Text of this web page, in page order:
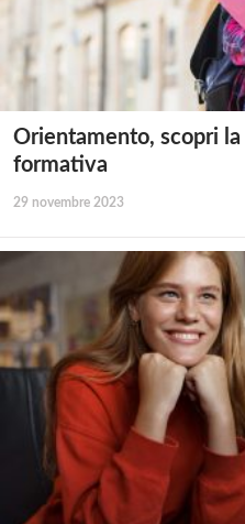
Orientamento, scopri
formativa
29 novembre 2023